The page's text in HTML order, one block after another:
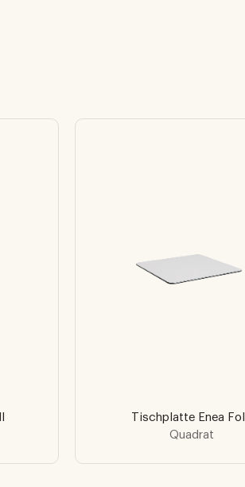
Tischplatte Enea
Quadrat